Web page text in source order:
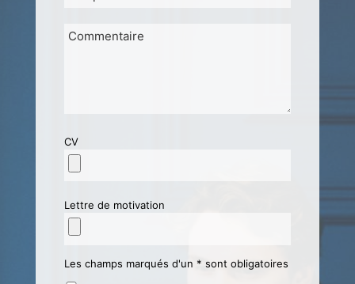
CV
Lettre de motivation
Les champs marqués d'un * sont obligatoires